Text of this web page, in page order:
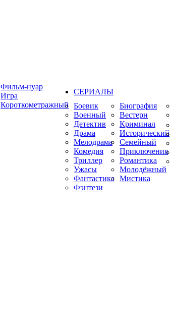
Фильм-нуар
Игра
Короткометражный
СЕРИАЛЫ
Боевик
Военный
Детектив
Драма
Мелодрама
Комедия
Триллер
Ужасы
Фантастика
Фэнтези
Биография
Вестерн
Криминал
Исторический
Семейный
Приключения
Романтика
Молодёжный
Мистика